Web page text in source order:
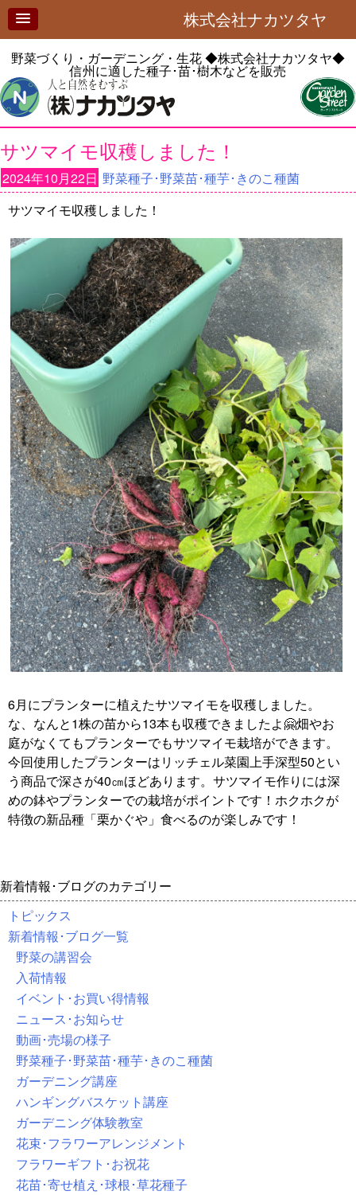
株式会社ナカツタヤ
野菜づくり・ガーデニング・生花◆株式会社ナカツタヤ◆
信州に適した種子･苗･樹木などを販売
サツマイモ収穫しました！
2024年10月22日 野菜種子･野菜苗･種芋･きのこ種菌
サツマイモ収穫しました！
6月にプランターに植えたサツマイモを収穫しました。
な、なんと1株の苗から13本も収穫できましたよ🤗畑やお
庭がなくてもプランターでもサツマイモ栽培ができます。
今回使用したプランターはリッチェル菜園上手深型50とい
う商品で深さが40㎝ほどあります。サツマイモ作りには深
めの鉢やプランターでの栽培がポイントです！ホクホクが
特徴の新品種「栗かぐや」食べるのが楽しみです！
新着情報･ブログのカテゴリー
トピックス
新着情報･ブログ一覧
野菜の講習会
入荷情報
イベント･お買い得情報
ニュース･お知らせ
動画･売場の様子
野菜種子･野菜苗･種芋･きのこ種菌
ガーデニング講座
ハンギングバスケット講座
ガーデニング体験教室
花束･フラワーアレンジメント
フラワーギフト･お祝花
花苗･寄せ植え･球根･草花種子